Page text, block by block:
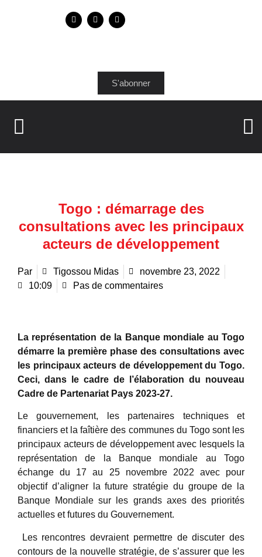
S'abonner
Togo : démarrage des
consultations avec les principaux
acteurs de développement
Par Tigossou Midas
novembre 23, 2022
10:09
Pas de commentaires
La représentation de la Banque mondiale au Togo
démarre la première phase des consultations avec
les principaux acteurs de développement du Togo.
Ceci, dans le cadre de l’élaboration du nouveau
Cadre de Partenariat Pays 2023-27.
Le gouvernement, les partenaires techniques et
financiers et la faîtière des communes du Togo sont les
principaux acteurs de développement avec lesquels la
représentation de la Banque mondiale au Togo
échange du 17 au 25 novembre 2022 avec pour
objectif d’aligner la future stratégie du groupe de la
Banque Mondiale sur les grands axes des priorités
actuelles et futures du Gouvernement.
Les rencontres devraient permettre de discuter des
contours de la nouvelle stratégie, de s’assurer que les